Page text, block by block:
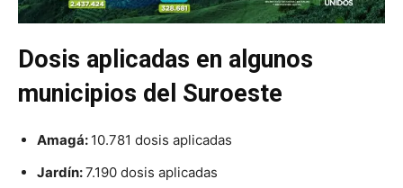
Dosis aplicadas en algunos
municipios del Suroeste
Amagá: 10.781 dosis aplicadas
Jardín:7.190 dosis aplicadas